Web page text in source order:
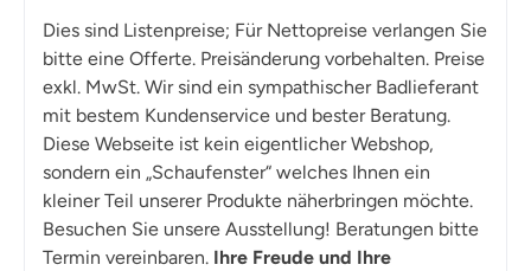
Dies sind Listenpreise; Für Nettopreise verlangen Sie
bitte eine Offerte. Preisänderung vorbehalten. Preise
exkl. MwSt. Wir sind ein sympathischer Badlieferant
mit bestem Kundenservice und bester Beratung.
Diese Webseite ist kein eigentlicher Webshop,
sondern ein „Schaufenster“ welches Ihnen ein
kleiner Teil unserer Produkte näherbringen möchte.
Besuchen Sie unsere Ausstellung! Beratungen bitte
Termin vereinbaren. Ihre Freude und Ihre